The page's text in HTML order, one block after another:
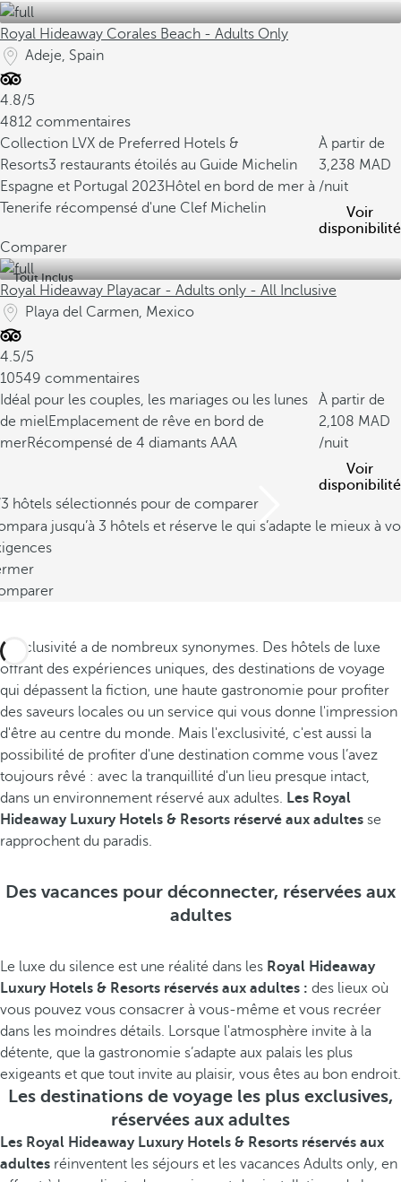
Royal Hideaway Corales Beach - Adults Only
Adeje, Spain
4.8/5
4812 commentaires
Collection LVX de Preferred Hotels &
Resorts3 restaurants étoilés au Guide Michelin
Espagne et Portugal 2023Hôtel en bord de mer à
Tenerife récompensé d'une Clef Michelin
À partir de
3,238
/nuit
Voir
disponibilité
Comparer
Tout Inclus
Royal Hideaway Playacar - Adults only - All Inclusive
Playa del Carmen, Mexico
4.5/5
10549 commentaires
Idéal pour les couples, les mariages ou les lunes
de mielEmplacement de rêve en bord de
merRécompensé de 4 diamants AAA
À partir de
2,108
/nuit
Voir
disponibilité
hôtels sélectionnés pour de comparer
jusqu’à 3 hôtels et réserve le qui s’adapte le mieux à
L'exclusivité a de nombreux synonymes. Des hôtels de luxe
offrant des expériences uniques, des destinations de voyage
qui dépassent la fiction, une haute gastronomie pour profiter
des saveurs locales ou un service qui vous donne l'impression
d'être au centre du monde. Mais l'exclusivité, c'est aussi la
possibilité de profiter d'une destination comme vous l’avez
toujours rêvé : avec la tranquillité d'un lieu presque intact,
dans un environnement réservé aux adultes. Les Royal
Hideaway Luxury Hotels & Resorts réservé aux adultes se
rapprochent du paradis.
Des vacances pour déconnecter, réservées aux
adultes
Le luxe du silence est une réalité dans les Royal Hideaway
Luxury Hotels & Resorts réservés aux adultes : des lieux où
vous pouvez vous consacrer à vous-même et vous recréer
dans les moindres détails. Lorsque l'atmosphère invite à la
détente, que la gastronomie s’adapte aux palais les plus
exigeants et que tout invite au plaisir, vous êtes au bon endroit.
Les destinations de voyage les plus exclusives,
réservées aux adultes
Les Royal Hideaway Luxury Hotels & Resorts réservés aux
adultes réinventent les séjours et les vacances Adults only, en